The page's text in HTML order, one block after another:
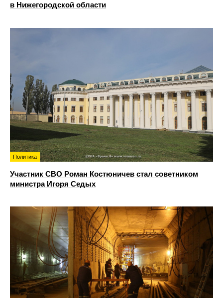
в Нижегородской области
Политика
Участник СВО Роман Костюничев стал советником
министра Игоря Седых